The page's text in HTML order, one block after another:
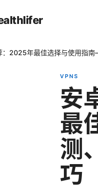
：2025年最佳选择与使用指
VPNS
安
最
测
巧